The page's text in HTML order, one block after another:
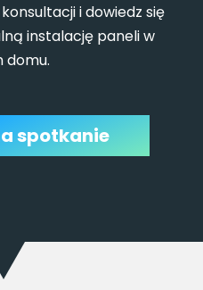
i dowiedz się
instalację paneli w
domu.
spotkanie